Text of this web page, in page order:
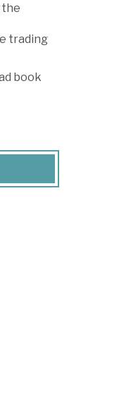
the
trading
book